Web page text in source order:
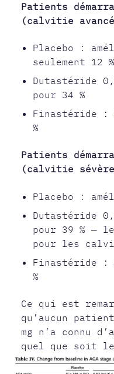
Patients
(calvitie
Placebo :
seulement 12 %
Dutastéride
pour 34 %
Finastéride :
%
Patients
(calvitie
Placebo :
Dutastéride
pour 39 % —
pour les
Finastéride :
%
Ce qui est
qu’aucun
mg n’a connu
quel que soit